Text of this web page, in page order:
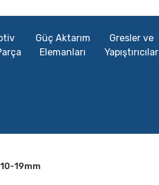
Güç Aktarım
Elemanları
Gresler ve
Yapıştırıcılar
19mm